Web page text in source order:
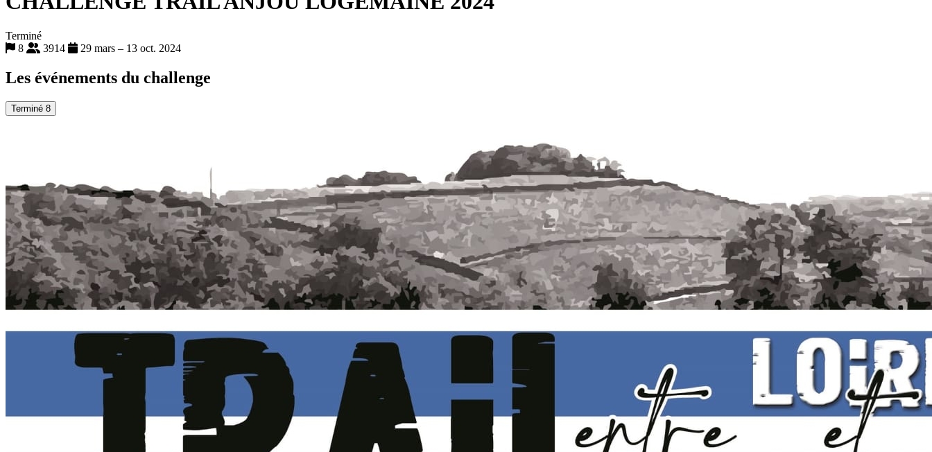
Terminé
8
3914 29 mars – 13 oct. 2024
Les événements du challenge
Terminé 8